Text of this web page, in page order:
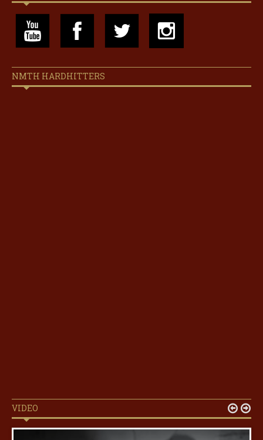
NMTH HARDHITTERS
VIDEO  